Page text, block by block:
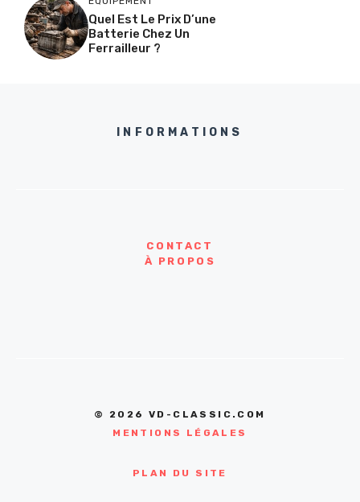
Quel Est Le Prix D’une
Batterie Chez Un
Ferrailleur ?
INFORMATIONS
CONTACT
À PROPOS
© 2026 VD-CLASSIC.COM
MENTIONS LÉGALES
PLAN DU SITE